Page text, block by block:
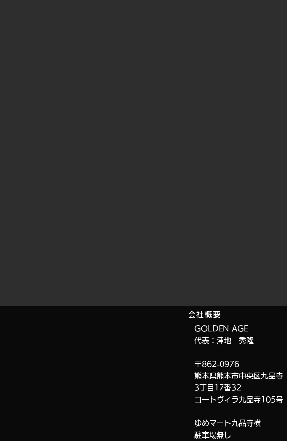
会社概要
GOLDEN AGE
代表：津地 秀隆
〒862-0976
熊本県熊本市中央区九品寺
3丁目17番32
コートヴィラ九品寺105号
ゆめマート九品寺横
​駐車場無し